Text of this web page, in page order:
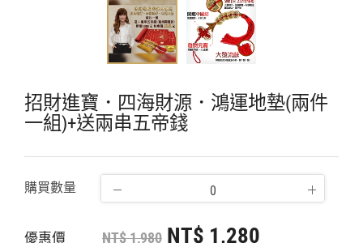
招財進寶．四海財源．鴻運地墊(兩件
一組)+送兩串五帝錢
購買數量
優惠價 NT$ 1,980 NT$ 1,280